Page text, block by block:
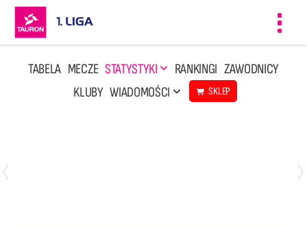
TABELA MECZE STATYSTYKI RANKINGI ZAWODNICY
KLUBY WIADOMOŚCI SKLEP